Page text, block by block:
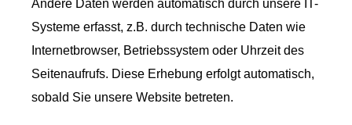
Andere Daten werden automatisch durch unsere IT-
Systeme erfasst, z.B. durch technische Daten wie
Internetbrowser, Betriebssystem oder Uhrzeit des
Seitenaufrufs. Diese Erhebung erfolgt automatisch,
sobald Sie unsere Website betreten.